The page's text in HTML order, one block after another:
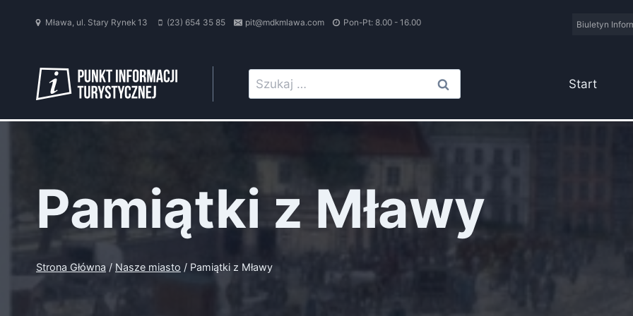
Mława, ul. Stary Rynek 13 (23) 654 35 85 pit@mdkmlawa.com Pon-Pt: 8.00 - 16.00 Biuletyn
Szukaj: Start
Pamiątki z Mławy
Strona Główna / Nasze miasto / Pamiątki z Mławy